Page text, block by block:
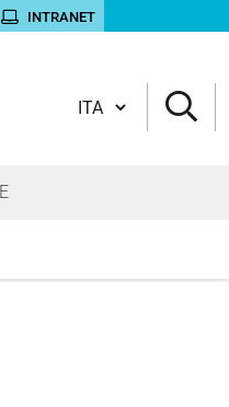
INTRANET
Cambia lingua